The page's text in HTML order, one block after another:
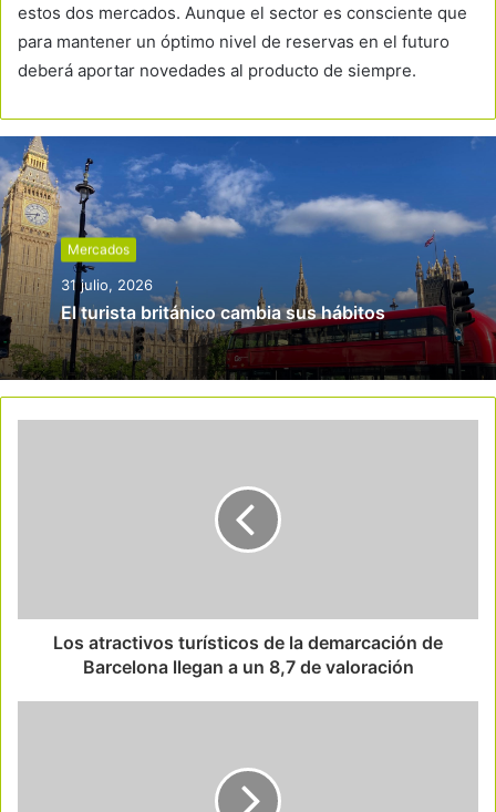
estos dos mercados. Aunque el sector es consciente que
para mantener un óptimo nivel de reservas en el futuro
deberá aportar novedades al producto de siempre.
Mercados
31 julio, 2026
El turista británico cambia sus hábitos
Los atractivos turísticos de la demarcación de
Barcelona llegan a un 8,7 de valoración